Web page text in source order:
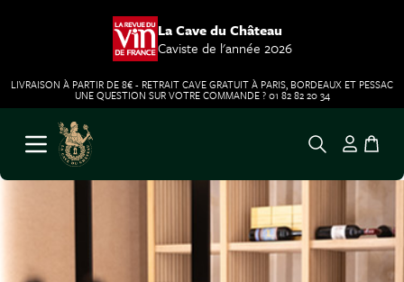
La Cave du Château
Caviste de l'année 2026
LIVRAISON À PARTIR DE 8€ - RETRAIT CAVE GRATUIT À PARIS, BORDEAUX ET PESSAC
UNE QUESTION SUR VOTRE COMMANDE ? 01 82 82 20 34
Aller au contenu
Ouvrir le menu